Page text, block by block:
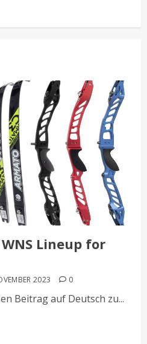
Lineup for
2023 0
Beitrag auf Deutsch zu...